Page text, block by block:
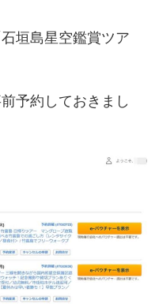
垣島星空鑑賞ツア
予約しておきまし